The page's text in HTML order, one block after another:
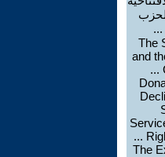
...
The
and
The